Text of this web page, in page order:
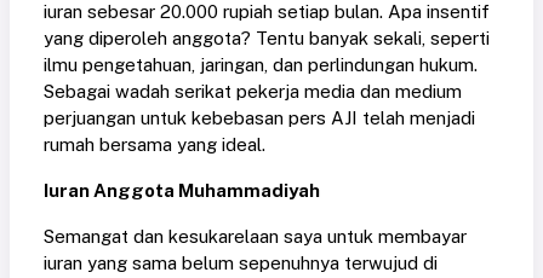
iuran sebesar 20.000 rupiah setiap bulan. Apa insentif
yang diperoleh anggota? Tentu banyak sekali, seperti
ilmu pengetahuan, jaringan, dan perlindungan hukum.
Sebagai wadah serikat pekerja media dan medium
perjuangan untuk kebebasan pers AJI telah menjadi
rumah bersama yang ideal.
Iuran Anggota Muhammadiyah
Semangat dan kesukarelaan saya untuk membayar
iuran yang sama belum sepenuhnya terwujud di